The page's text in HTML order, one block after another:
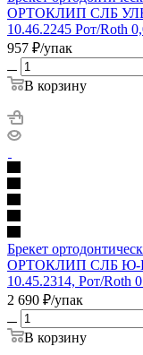
ОРТОКЛИП СЛБ
10.46.2245 Рот/Roth
957 ₽/упак
В корзину
Брекет
ОРТОКЛИП СЛБ Ю-
10.45.2314, Рот/Roth
2 690 ₽/упак
В корзину